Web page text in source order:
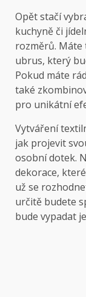
Opět stačí
kuchyně či
rozměrů.
ubrus, který
Pokud máte
také
pro unikátní
Vytváření
jak projevit
osobní dotek.
dekorace,
už se
určitě budete
bude vypadat